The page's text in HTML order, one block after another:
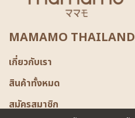
MAMAMO THAILAND
เกี่ยวกับเรา
สินค้าทั้งหมด
สมัครสมาชิก